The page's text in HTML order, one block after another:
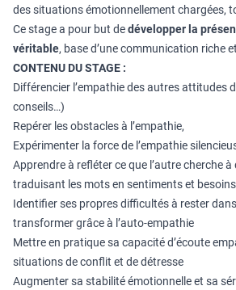
des situations émotionnellement chargées,
Ce stage a pour but dedévelopper la
véritable, base d’une communication riche
CONTENU DU STAGE :
Différencier l’empathie des autres attitudes
conseils…)
Repérer les obstacles à l’empathie,
Expérimenter la force de l’empathie
Apprendre à refléter ce que l’autre cherche
traduisant les mots en sentiments et besoins
Identifier ses propres difficultés à rester
transformer grâce à l’auto-empathie
Mettre en pratique sa capacité d’écoute
situations de conflit et de détresse
Augmenter sa stabilité émotionnelle et sa